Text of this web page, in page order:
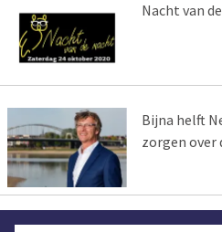
Nacht van
Bijna helft
zorgen over